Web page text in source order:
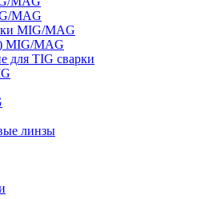
MAG
MIG/MAG
MIG/MAG
для TIG сварки
линзы